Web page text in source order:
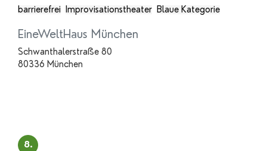
barrierefrei
Improvisationstheater Blaue Kategorie
EineWeltHaus München
Schwanthalerstraße 80
80336 München
8.